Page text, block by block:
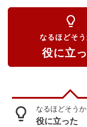
lightbulb_outline
なるほどそう
役に立
lightbulb_outline なるほどそうか
役に立った